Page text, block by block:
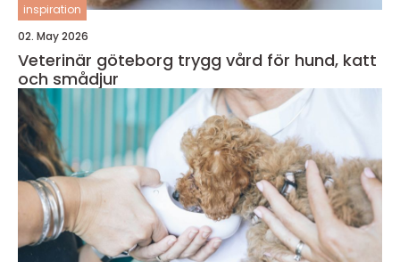
inspiration
02. May 2026
Veterinär göteborg trygg vård för hund, katt
och smådjur